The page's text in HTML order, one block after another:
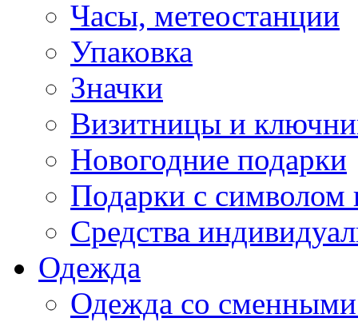
Часы, метеостанции
Упаковка
Значки
Визитницы и
Новогодние подарки
Подарки с символом
Средства
Одежда
Одежда со сменными